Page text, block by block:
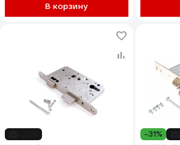
В корзину
-31%